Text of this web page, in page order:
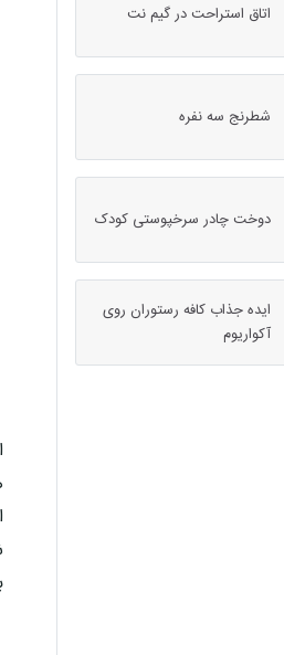
اتاق استراحت در گیم نت
شطرنج سه نفره
دوخت چادر سرخپوستی کودک
ایده جذاب کافه رستوران روی
آکواریوم